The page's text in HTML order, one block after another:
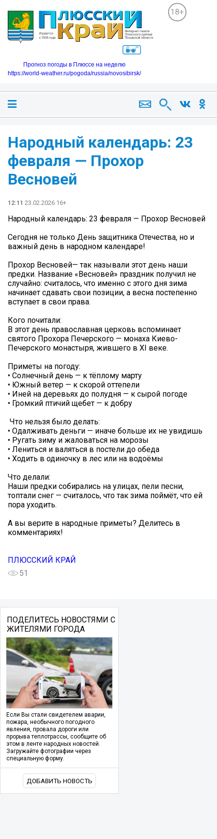
18+
Прогноз погоды в Плюссе на неделю
https://world-weather.ru/pogoda/russia/novosibirsk/
Народный календарь: 23
февраля — Прохор
Весновей
12:11 23.02.2026 16+
Народный календарь: 23 февраля — Прохор Весновей
Сегодня не только День защитника Отечества, но и
важный день в народном календаре! ️
Прохор Весновей— так называли этот день наши
предки. Название «Весновей» праздник получил не
случайно: считалось, что именно с этого дня зима
начинает сдавать свои позиции, а весна постепенно
вступает в свои права.
Кого почитали:
В этот день православная церковь вспоминает
святого Прохора Печерского — монаха Киево-
Печерского монастыря, жившего в XI веке.
Приметы на погоду:
• Солнечный день — к тёплому марту
• Южный ветер — к скорой оттепели
• Иней на деревьях до полудня — к сырой погоде
• Громкий птичий щебет — к добру
️ Что нельзя было делать:
• Одалживать деньги — иначе больше их не увидишь
• Ругать зиму и жаловаться на морозы
• Лениться и валяться в постели до обеда
• Ходить в одиночку в лес или на водоёмы
Что делали:
Наши предки собирались на улицах, пели песни,
топтали снег — считалось, что так зима поймёт, что ей
пора уходить.
А вы верите в народные приметы? Делитесь в
комментариях!
ПЛЮССКИЙ КРАЙ
51
ПОДЕЛИТЕСЬ НОВОСТЯМИ С
ЖИТЕЛЯМИ ГОРОДА
Если Вы стали свидетелем аварии,
пожара, необычного погодного
явления, провала дороги или
прорыва теплотрассы, сообщите об
этом в ленте народных новостей.
Загружайте фотографии через
специальную форму.
ДОБАВИТЬ НОВОСТЬ